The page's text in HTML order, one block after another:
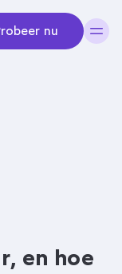
nu
en hoe